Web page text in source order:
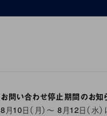
お問い合わせ停止期間のお知
8月10日（月）～ 8月12日（水